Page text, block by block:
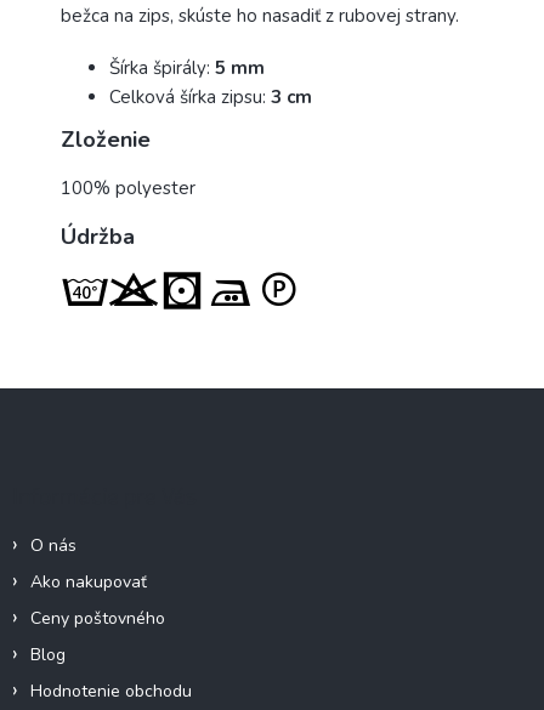
bežca na zips, skúste ho nasadiť z rubovej strany.
Šírka špirály: 5 mm
Celková šírka zipsu: 3 cm
Zloženie
100% polyester
Údržba
O nás
Ako nakupovať
Ceny poštovného
Blog
Hodnotenie obchodu